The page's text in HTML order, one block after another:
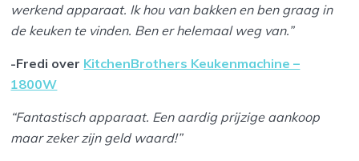
werkend apparaat. Ik hou van bakken en ben graag in
de keuken te vinden. Ben er helemaal weg van.”
-Fredi over KitchenBrothers Keukenmachine –
1800W
“Fantastisch apparaat. Een aardig prijzige aankoop
maar zeker zijn geld waard!”